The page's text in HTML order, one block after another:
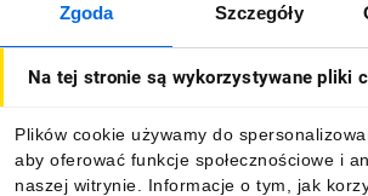
Zgoda Szczegóły
Na tej stronie są wykorzystywane pliki
Plików cookie używamy do
aby oferować funkcje społecznościowe i
naszej witrynie. Informacje o tym, jak
O firmie
Informacje